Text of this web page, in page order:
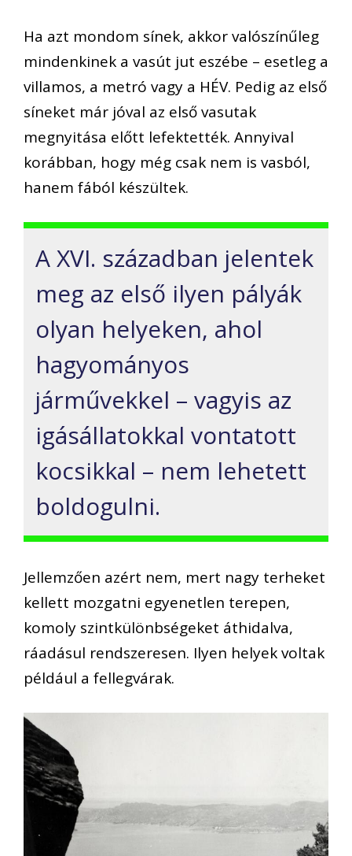
Ha azt mondom sínek, akkor valószínűleg
mindenkinek a vasút jut eszébe – esetleg a
villamos, a metró vagy a HÉV. Pedig az első
síneket már jóval az első vasutak
megnyitása előtt lefektették. Annyival
korábban, hogy még csak nem is vasból,
hanem fából készültek.
A XVI. században jelentek
meg az első ilyen pályák
olyan helyeken, ahol
hagyományos
járművekkel – vagyis az
igásállatokkal vontatott
kocsikkal – nem lehetett
boldogulni.
Jellemzően azért nem, mert nagy terheket
kellett mozgatni egyenetlen terepen,
komoly szintkülönbségeket áthidalva,
ráadásul rendszeresen. Ilyen helyek voltak
például a fellegvárak.